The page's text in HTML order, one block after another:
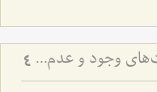
محفوف بودن ممکن به ضرورت‌های وجود و عدم - تحلیل ضرورت‌های سابق و لاحق در هستی‌شناسی فلسفی 4